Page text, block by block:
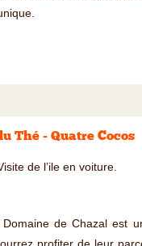
Thé - Quatre Cocos
de l’ile en voiture.
Domaine de Chazal est